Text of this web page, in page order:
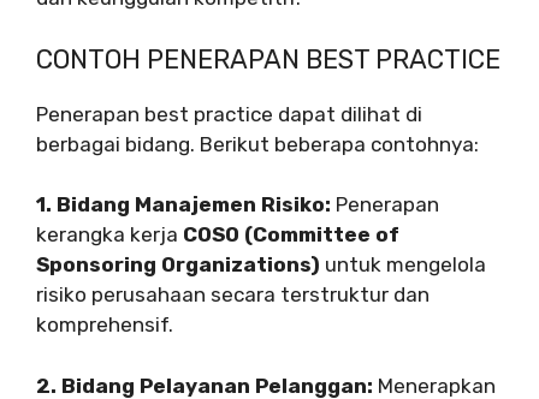
CONTOH PENERAPAN BEST PRACTICE
Penerapan best practice dapat dilihat di
berbagai bidang. Berikut beberapa contohnya:
1. Bidang Manajemen Risiko: Penerapan
kerangka kerja COSO (Committee of
Sponsoring Organizations) untuk mengelola
risiko perusahaan secara terstruktur dan
komprehensif.
2. Bidang Pelayanan Pelanggan: Menerapkan